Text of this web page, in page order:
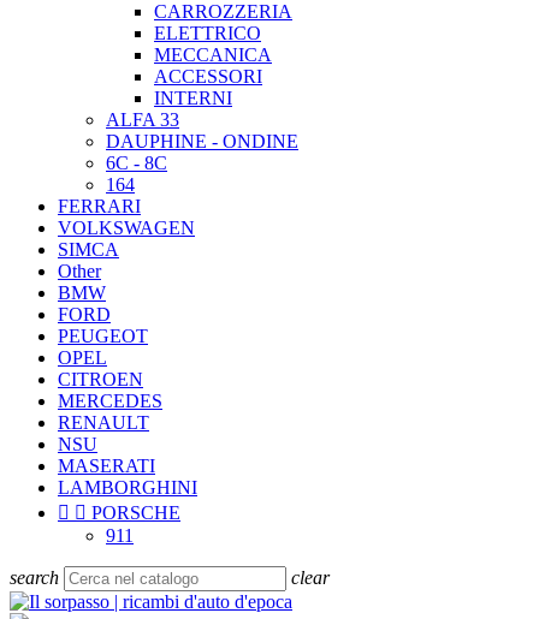
CARROZZERIA
ELETTRICO
MECCANICA
ACCESSORI
INTERNI
ALFA 33
DAUPHINE - ONDINE
6C - 8C
164
FERRARI
VOLKSWAGEN
SIMCA
Other
BMW
FORD
PEUGEOT
OPEL
CITROEN
MERCEDES
RENAULT
NSU
MASERATI
LAMBORGHINI
  PORSCHE
911
search clear